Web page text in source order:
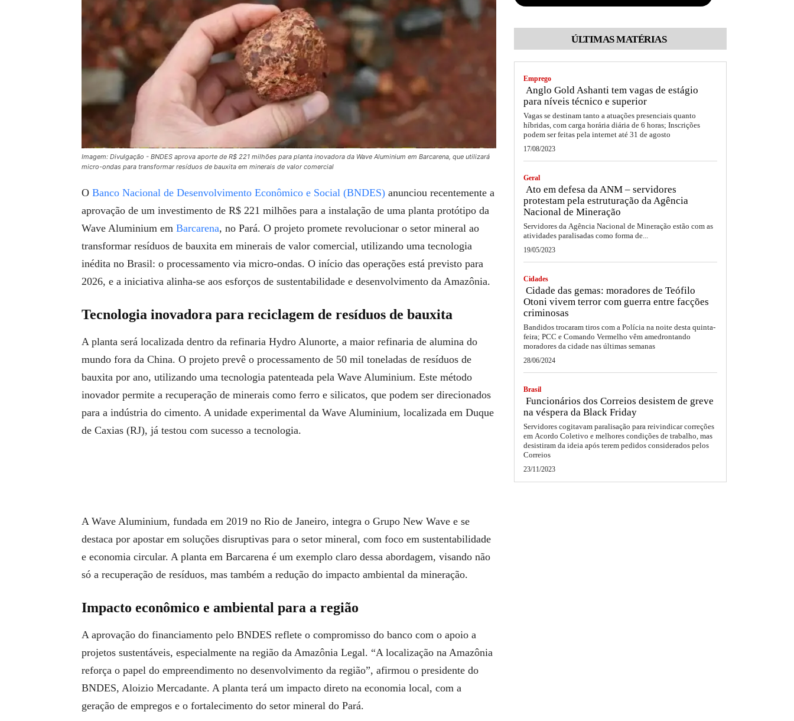
Imagem: Divulgação - BNDES aprova aporte de R$ 221 milhões para planta inovadora da Wave Aluminium em Barcarena, que utilizará
micro-ondas para transformar resíduos de bauxita em minerais de valor comercial
O Banco Nacional de Desenvolvimento Econômico e Social (BNDES) anunciou recentemente a
aprovação de um investimento de R$ 221 milhões para a instalação de uma planta protótipo da
Wave Aluminium em Barcarena, no Pará. O projeto promete revolucionar o setor mineral ao
transformar resíduos de bauxita em minerais de valor comercial, utilizando uma tecnologia
inédita no Brasil: o processamento via micro-ondas. O início das operações está previsto para
2026, e a iniciativa alinha-se aos esforços de sustentabilidade e desenvolvimento da Amazônia.
Tecnologia inovadora para reciclagem de resíduos de bauxita
A planta será localizada dentro da refinaria Hydro Alunorte, a maior refinaria de alumina do
mundo fora da China. O projeto prevê o processamento de 50 mil toneladas de resíduos de
bauxita por ano, utilizando uma tecnologia patenteada pela Wave Aluminium. Este método
inovador permite a recuperação de minerais como ferro e silicatos, que podem ser direcionados
para a indústria do cimento. A unidade experimental da Wave Aluminium, localizada em Duque
de Caxias (RJ), já testou com sucesso a tecnologia.
A Wave Aluminium, fundada em 2019 no Rio de Janeiro, integra o Grupo New Wave e se
destaca por apostar em soluções disruptivas para o setor mineral, com foco em sustentabilidade
e economia circular. A planta em Barcarena é um exemplo claro dessa abordagem, visando não
só a recuperação de resíduos, mas também a redução do impacto ambiental da mineração.
Impacto econômico e ambiental para a região
A aprovação do financiamento pelo BNDES reflete o compromisso do banco com o apoio a
projetos sustentáveis, especialmente na região da Amazônia Legal. “A localização na Amazônia
reforça o papel do empreendimento no desenvolvimento da região”, afirmou o presidente do
BNDES, Aloizio Mercadante. A planta terá um impacto direto na economia local, com a
geração de empregos e o fortalecimento do setor mineral do Pará.
ÚLTIMAS MATÉRIAS
Emprego
Anglo Gold Ashanti tem vagas de estágio
para níveis técnico e superior
Vagas se destinam tanto a atuações presenciais quanto
híbridas, com carga horária diária de 6 horas; Inscrições
podem ser feitas pela internet até 31 de agosto
17/08/2023
Geral
Ato em defesa da ANM – servidores
protestam pela estruturação da Agência
Nacional de Mineração
Servidores da Agência Nacional de Mineração estão com as
atividades paralisadas como forma de...
19/05/2023
Cidades
Cidade das gemas: moradores de Teófilo
Otoni vivem terror com guerra entre facções
criminosas
Bandidos trocaram tiros com a Polícia na noite desta quinta-
feira; PCC e Comando Vermelho vêm amedrontando
moradores da cidade nas últimas semanas
28/06/2024
Brasil
Funcionários dos Correios desistem de greve
na véspera da Black Friday
Servidores cogitavam paralisação para reivindicar correções
em Acordo Coletivo e melhores condições de trabalho, mas
desistiram da ideia após terem pedidos considerados pelos
Correios
23/11/2023